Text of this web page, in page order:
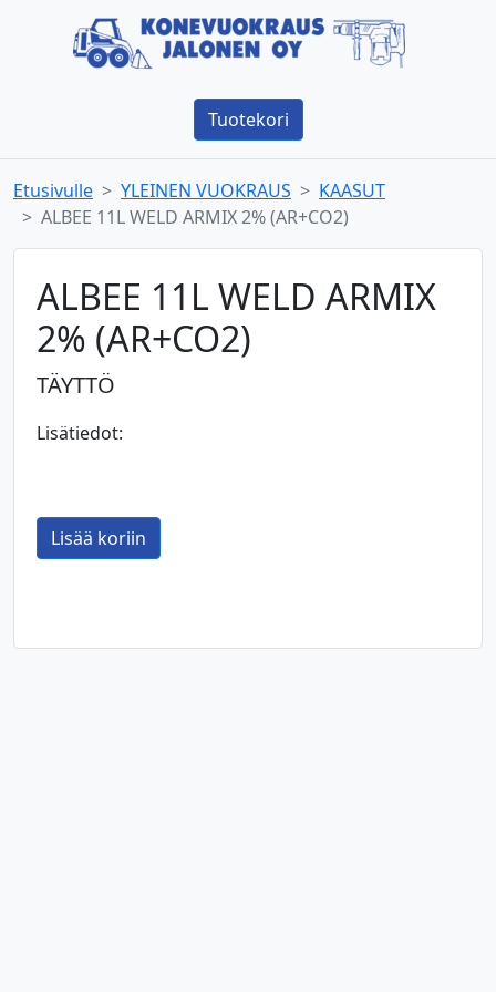
Tuotekori
Etusivulle YLEINEN VUOKRAUS
KAASUT
ALBEE 11L WELD ARMIX 2% (AR+CO2)
ALBEE 11L WELD ARMIX
2% (AR+CO2)
TÄYTTÖ
Lisätiedot: